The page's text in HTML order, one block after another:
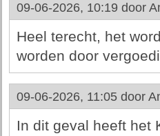
09-06-2026, 10:19 door
Heel terecht, het
worden door
09-06-2026, 11:05 door
In dit geval heeft het